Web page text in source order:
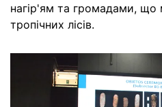
нагір'ям та громадами,
тропічних лісів.